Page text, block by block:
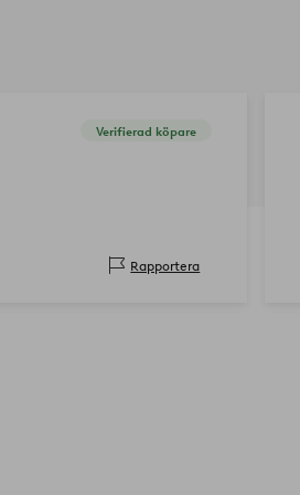
Verifierad köpare
Rapportera